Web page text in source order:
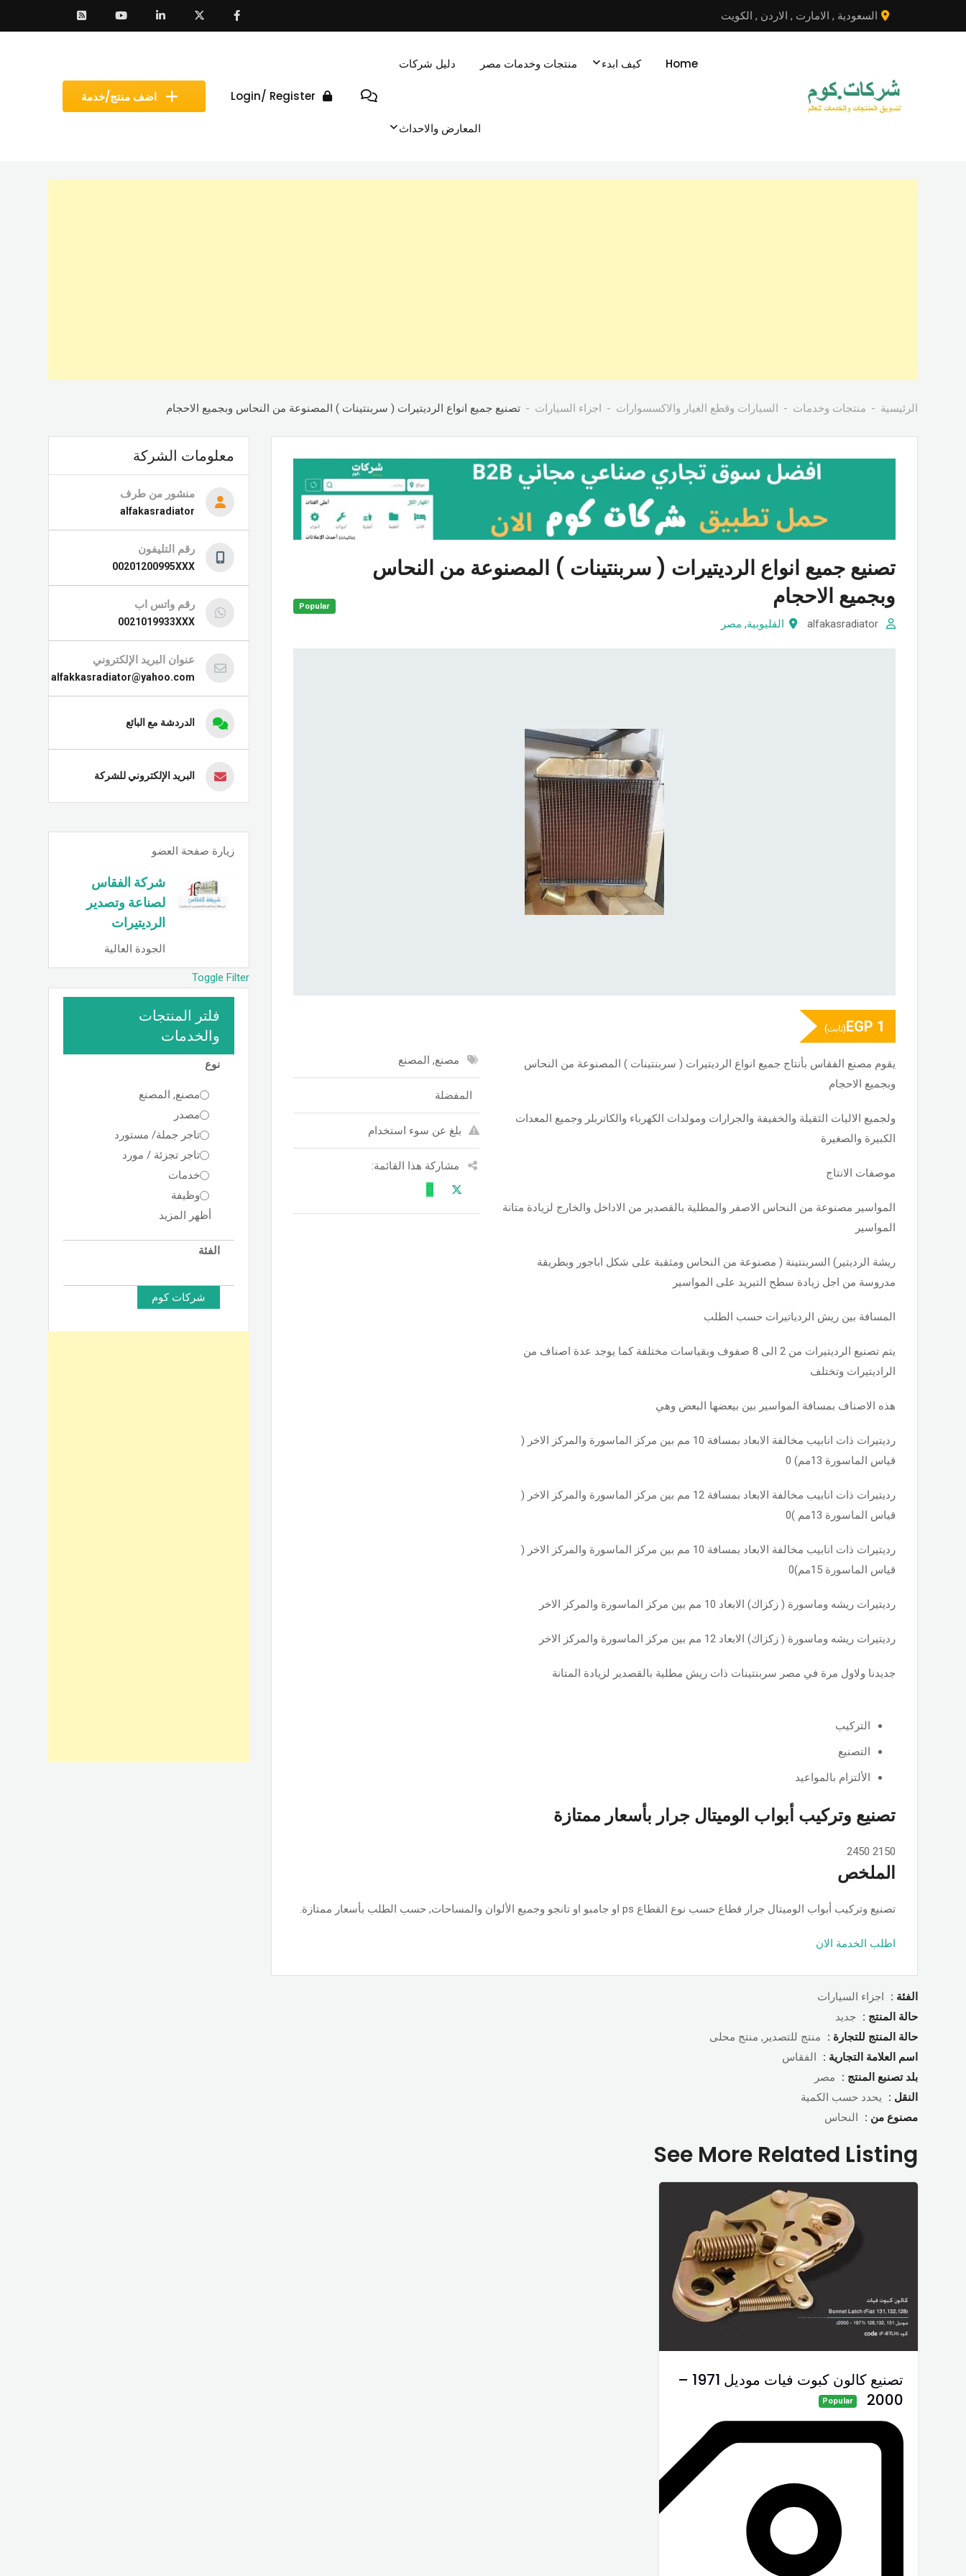
إلى
السعودية , الامارت , الاردن , الكويت
اضف منتج/خدمة Login/ Register
Home كيف ابدء منتجات وخدمات مصر دليل شركات
المعارض والاحداث
الرئيسية منتجات وخدمات السيارات وقطع الغيار والاكسسوارات اجزاء السيارات تصنيع جميع انواع الرديتيرات ( سربنتينات ) المصنوعة من النحاس وبجميع الاحجام
تصنيع جميع انواع الرديتيرات ( سربنتينات ) المصنوعة من النحاس
وبجميع الاحجام
القليوبية, مصر
Popular
EGP 1 (ثابت)
يقوم مصنع الفقاس بأنتاج جميع انواع الرديتيرات ( سربنتينات ) المصنوعة من النحاس
وبجميع الاحجام
ولجميع الاليات الثقيلة والخفيفة والجرارات ومولدات الكهرباء والكاتربلر وجميع المعدات
الكبيرة والصغيرة
موصفات الانتاج
المواسير مصنوعة من النحاس الاصفر والمطلية بالقصدير من الاداخل والخارج لزيادة متانة
المواسير
ريشة الرديتير) السربنتينة ( مصنوعة من النحاس ومثقبة على شكل اباجور وبطريقة
مدروسة من اجل زيادة سطح التبريد على المواسير
المسافة بين ريش الردياتيرات حسب الطلب
يتم تصنيع الرديتيرات من 2 الى 8 صفوف وبقياسات مختلفة كما يوجد عدة اصناف من
الراديتيرات وتختلف
هذه الاصناف بمسافة المواسير بين بيعضها البعض وهي
رديتيرات ذات انابيب مخالفة الابعاد بمسافة 10 مم بين مركز الماسورة والمركز الاخر (
قياس الماسورة 13مم) 0
رديتيرات ذات انابيب مخالفة الابعاد بمسافة 12 مم بين مركز الماسورة والمركز الاخر (
قياس الماسورة 13مم )0
رديتيرات ذات انابيب مخالفة الابعاد بمسافة 10 مم بين مركز الماسورة والمركز الاخر (
قياس الماسورة 15مم)0
رديتيرات ريشه وماسورة ( زكزاك) الابعاد 10 مم بين مركز الماسورة والمركز الاخر
رديتيرات ريشه وماسورة ( زكزاك) الابعاد 12 مم بين مركز الماسورة والمركز الاخر
جديدنا ولاول مرة في مصر سربنتينات ذات ريش مطلية بالقصدير لزيادة المتانة
مصنع, المصنع
المفضلة
بلغ عن سوء استخدام
مشاركة هذا القائمة:
التركيب
التصنيع
الألتزام بالمواعيد
تصنيع وتركيب أبواب الوميتال جرار بأسعار ممتازة
2150
2450
الملخص
تصنيع وتركيب أبواب الوميتال جرار قطاع حسب نوع القطاع ps او جامبو او تانجو وجميع الألوان والمساحات, حسب الطلب بأسعار ممتازة.
اطلب الخدمة الان
الفئة :
اجزاء السيارات
حالة المنتج :
جديد
حالة المنتج للتجارة :
منتج للتصدير, منتج محلى
اسم العلامة التجارية :
الفقاس
بلد تصنبع المنتج :
مصر
النقل :
يحدد حسب الكمية
مصنوع من :
النحاس
See More Related Listing
تصنيع كالون كبوت فيات موديل 1971 –
2000
Popular
معلومات الشركة
منشور من طرف
alfakasradiator
رقم التليفون
00201200995XXX
رقم واتس اب
0021019933XXX
عنوان البريد الإلكتروني
alfakkasradiator@yahoo.com
الدردشة مع البائع
البريد الإلكتروني للشركة
زيارة صفحة العضو
شركة الفقاس
لصناعة وتصدير
الرديتيرات
الجودة العالية
Toggle Filter
فلتر المنتجات
والخدمات
نوع
مصنع, المصنع
مصدر
تاجر جملة/ مستورد
تاجر تجزئة / مورد
خدمات
وظيفة
أظهر المزيد
الفئة
شركات كوم